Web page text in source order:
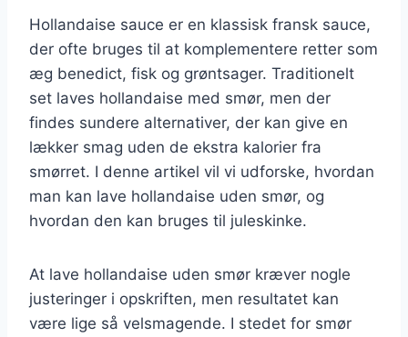
Hollandaise sauce er en klassisk fransk sauce,
der ofte bruges til at komplementere retter som
æg benedict, fisk og grøntsager. Traditionelt
set laves hollandaise med smør, men der
findes sundere alternativer, der kan give en
lækker smag uden de ekstra kalorier fra
smørret. I denne artikel vil vi udforske, hvordan
man kan lave hollandaise uden smør, og
hvordan den kan bruges til juleskinke.
At lave hollandaise uden smør kræver nogle
justeringer i opskriften, men resultatet kan
være lige så velsmagende. I stedet for smør